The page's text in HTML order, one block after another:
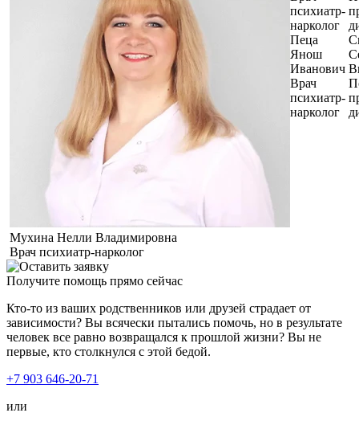
Мухина Нелли Владимировна
Врач психиатр-нарколог
Пеца
Янош
Иванович
Врач
психиатр-
нарколог
Получите помощь прямо сейчас
Кто-то из ваших родственников или друзей страдает от
зависимости? Вы всячески пытались помочь, но в результате
человек все равно возвращался к прошлой жизни? Вы не
первые, кто столкнулся с этой бедой.
+7 903 646-20-71
или